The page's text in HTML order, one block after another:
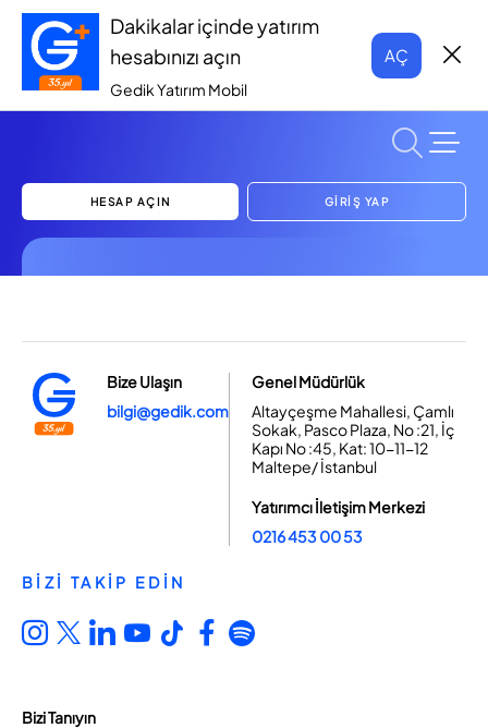
Dakikalar içinde yatırım
hesabınızı açın
Gedik Yatırım Mobil
AÇ
HESAP AÇIN GİRİŞ YAP
Bize Ulaşın
bilgi@gedik.com
Genel Müdürlük
Altayçeşme Mahallesi, Çamlı
Sokak, Pasco Plaza, No :21, İç
Kapı No :45, Kat: 10-11-12
Maltepe/ İstanbul
Yatırımcı İletişim Merkezi
0216 453 00 53
BİZİ TAKİP EDİN
Bizi Tanıyın